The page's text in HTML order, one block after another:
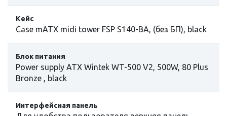
Кейс
Case mATX midi tower FSP S140-BA, (без БП), black
Блок питания
Power supply ATX Wintek WT-500 V2, 500W, 80 Plus
Bronze , black
Интерфейсная панель